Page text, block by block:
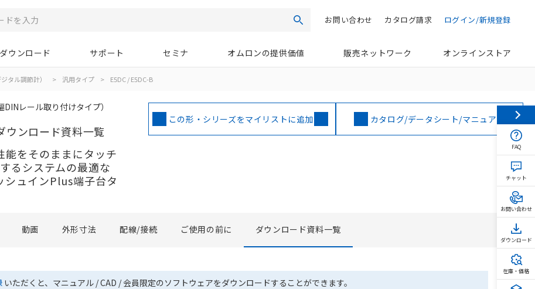
検索 ログイン/新規登録
カタログ請求
お問い合わせ
ダウンロード サポート セミナ オムロンの提供価値 販売ネットワーク オンラインストア
タル調節計） > 汎用タイプ > E5DC / E5DC-B
レール取り付けタイプ）
ウンロード資料一覧
をそのままにタッチ
るシステムの最適な
シュインPlus端子台タ
この形・シリーズをマイリストに追加 カタログ/データシート/マニュアル
動画 外形寸法 配線/接続 ご使用の前に ダウンロード資料一覧
いただくと、マニュアル / CAD / 会員限定のソフトウェアをダウンロードすることができます。
FAQ
チャット
お問い合わせ
ダウンロード
在庫・価格